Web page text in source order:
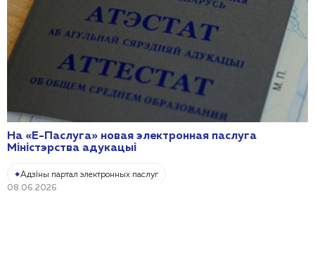
На «Е-Паслуга» новая электронная паслуга
Міністэрства адукацыі
08.06.2026
Адзіны партал электронных паслуг